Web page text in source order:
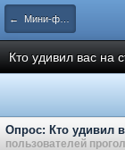
← Мини-футбол
Кто удивил вас на
Опрос: Кто удивил
пользователей